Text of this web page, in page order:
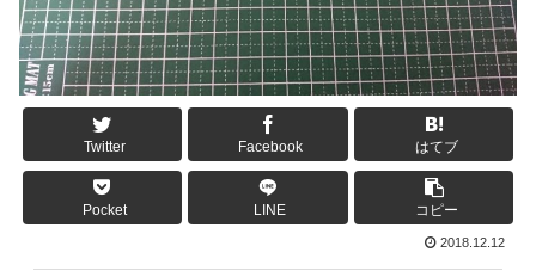
Twitter Facebook はてブ
Pocket LINE コピー
2018.12.12